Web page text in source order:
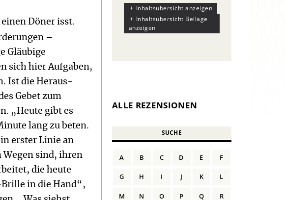
Döner isst.
–
Gläubige
sich hier Aufgaben,
Ist die Heraus-
Gebet zum
„Heute gibt es
lang zu beten.
erster Linie an
Wegen sind, ihren
die heute
in die Hand“,
Inhaltsübersicht anzeigen
Inhaltsübersicht Beilage
anzeigen
ALLE REZENSIONEN
SUCHE
A B C D E F
G H I J K L
M N O P Q R